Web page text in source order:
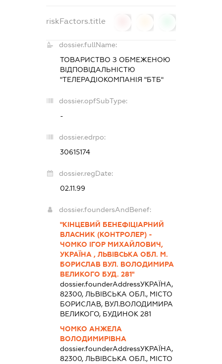
riskFactors.title
dossier.fullName:
ТОВАРИСТВО З ОБМЕЖЕНОЮ
ВІДПОВІДАЛЬНІСТЮ
"ТЕЛЕРАДІОКОМПАНІЯ "БТБ"
dossier.opfSubType:
-
dossier.edrpo:
30615174
dossier.regDate:
02.11.99
dossier.foundersAndBenef:
"КІНЦЕВИЙ БЕНЕФІЦІАРНИЙ
ВЛАСНИК (КОНТРОЛЕР) -
ЧОМКО ІГОР МИХАЙЛОВИЧ,
УКРАЇНА , ЛЬВІВСЬКА ОБЛ. М.
БОРИСЛАВ ВУЛ. ВОЛОДИМИРА
ВЕЛИКОГО БУД. 281"
dossier.founderAddressУКРАЇНА,
82300, ЛЬВІВСЬКА ОБЛ., МІСТО
БОРИСЛАВ, ВУЛ.ВОЛОДИМИРА
ВЕЛИКОГО, БУДИНОК 281
ЧОМКО АНЖЕЛА
ВОЛОДИМИРІВНА
dossier.founderAddressУКРАЇНА,
82300, ЛЬВІВСЬКА ОБЛ., МІСТО